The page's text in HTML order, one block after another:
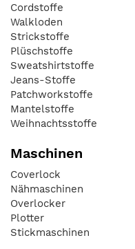
Cordstoffe
Walkloden
Strickstoffe
Plüschstoffe
Sweatshirtstoffe
Jeans-Stoffe
Patchworkstoffe
Mantelstoffe
Weihnachtsstoffe
Maschinen
Coverlock
Nähmaschinen
Overlocker
Plotter
Stickmaschinen